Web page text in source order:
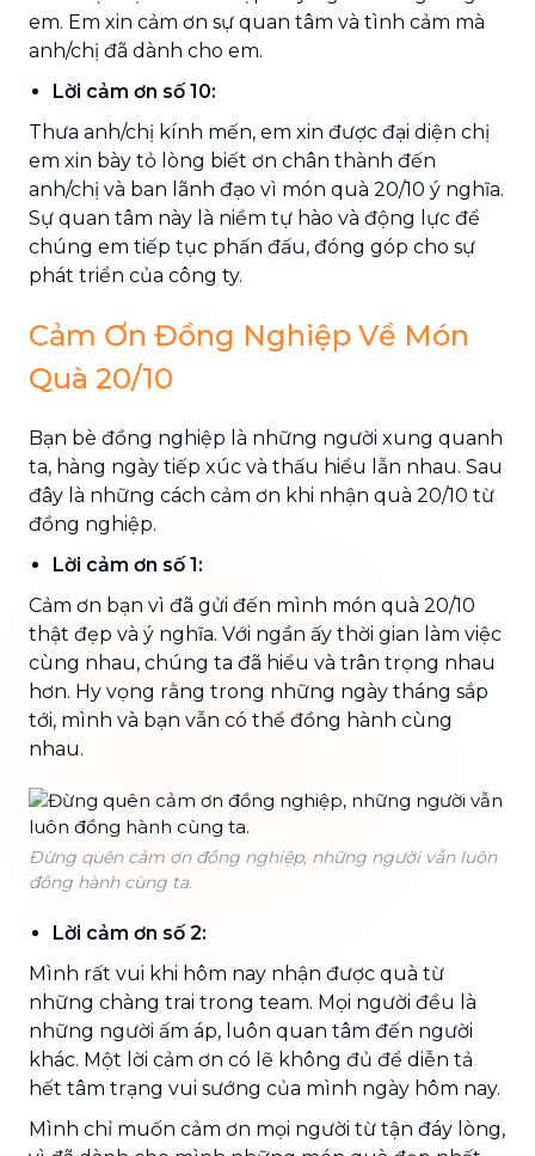
em. Em xin cảm ơn sự quan tâm và tình cảm mà
anh/chị đã dành cho em.
Lời cảm ơn số 10:
Thưa anh/chị kính mến, em xin được đại diện chị
em xin bày tỏ lòng biết ơn chân thành đến
anh/chị và ban lãnh đạo vì món quà 20/10 ý nghĩa.
Sự quan tâm này là niềm tự hào và động lực để
chúng em tiếp tục phấn đấu, đóng góp cho sự
phát triển của công ty.
Cảm Ơn Đồng Nghiệp Về Món
Quà 20/10
Bạn bè đồng nghiệp là những người xung quanh
ta, hàng ngày tiếp xúc và thấu hiểu lẫn nhau. Sau
đây là những cách cảm ơn khi nhận quà 20/10 từ
đồng nghiệp.
Lời cảm ơn số 1:
Cảm ơn bạn vì đã gửi đến mình món quà 20/10
thật đẹp và ý nghĩa. Với ngần ấy thời gian làm việc
cùng nhau, chúng ta đã hiểu và trân trọng nhau
hơn. Hy vọng rằng trong những ngày tháng sắp
tới, mình và bạn vẫn có thể đồng hành cùng
nhau.
Đừng quên cảm ơn đồng nghiệp, những người vẫn luôn
đồng hành cùng ta.
Lời cảm ơn số 2:
Mình rất vui khi hôm nay nhận được quà từ
những chàng trai trong team. Mọi người đều là
những người ấm áp, luôn quan tâm đến người
khác. Một lời cảm ơn có lẽ không đủ để diễn tả
hết tâm trạng vui sướng của mình ngày hôm nay.
Mình chỉ muốn cảm ơn mọi người từ tận đáy lòng,